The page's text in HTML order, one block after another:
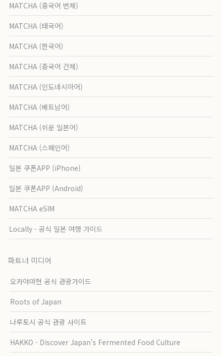
MATCHA (중국어 번체)
MATCHA (태국어)
MATCHA (한국어)
MATCHA (중국어 간체)
MATCHA (인도네시아어)
MATCHA (베트남어)
MATCHA (쉬운 일본어)
MATCHA (스페인어)
일본 쿠폰APP (iPhone)
일본 쿠폰APP (Android)
MATCHA eSIM
Locally - 공식 일본 여행 가이드
파트너 미디어
오카야마현 공식 관광가이드
Roots of Japan
나루토시 공식 관광 사이트
HAKKO - Discover Japan’s Fermented Food Culture